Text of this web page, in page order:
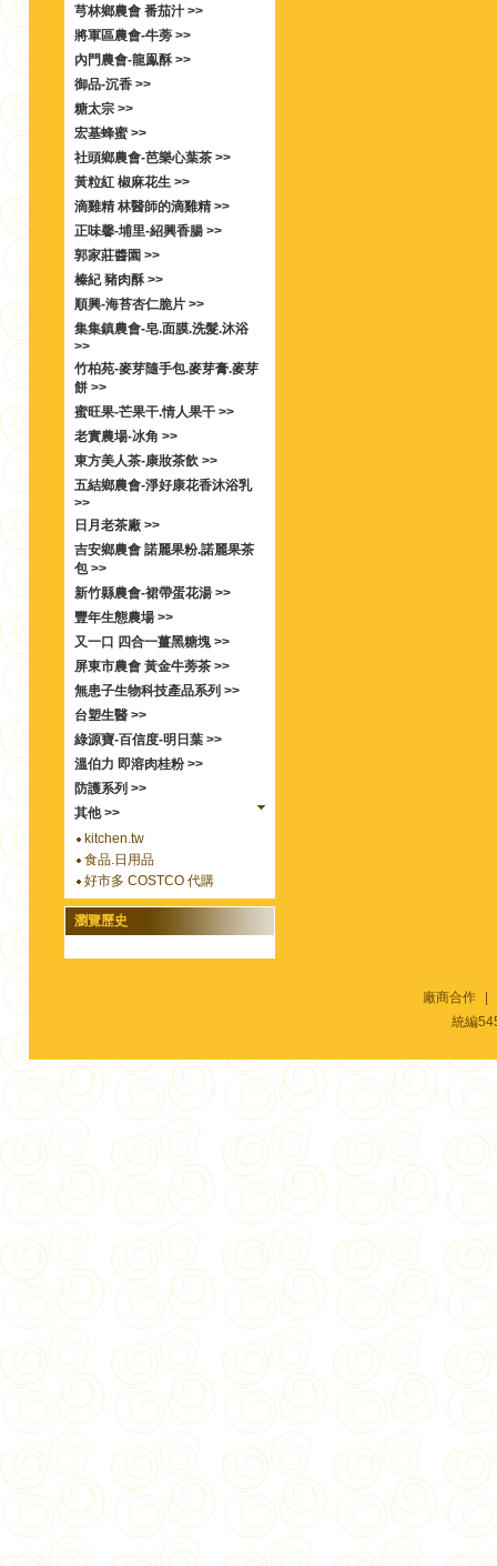
芎林鄉農會 番茄汁 >>
將軍區農會-牛蒡 >>
內門農會-龍鳯酥 >>
御品-沉香 >>
糖太宗 >>
宏基蜂蜜 >>
社頭鄉農會-芭樂心葉茶 >>
黃粒紅 椒麻花生 >>
滴雞精 林醫師的滴雞精 >>
正味馨-埔里-紹興香腸 >>
郭家莊醬園 >>
榛紀 豬肉酥 >>
順興-海苔杏仁脆片 >>
集集鎮農會-皂.面膜.洗髮.沐浴
>>
竹柏苑-麥芽隨手包.麥芽膏.麥芽
餅 >>
蜜旺果-芒果干.情人果干 >>
老實農場-冰角 >>
東方美人茶-康妝茶飲 >>
五結鄉農會-淨好康花香沐浴乳
>>
日月老茶廠 >>
吉安鄉農會 諾麗果粉.諾麗果茶
包 >>
新竹縣農會-裙帶蛋花湯 >>
豐年生態農場 >>
又一口 四合一薑黑糖塊 >>
屏東市農會 黃金牛蒡茶 >>
無患子生物科技產品系列 >>
台塑生醫 >>
綠源寶-百信度-明日葉 >>
溫伯力 即溶肉桂粉 >>
防護系列 >>
其他 >>
kitchen.tw
食品.日用品
好市多 COSTCO 代購
瀏覽歷史
廠商合作
統編